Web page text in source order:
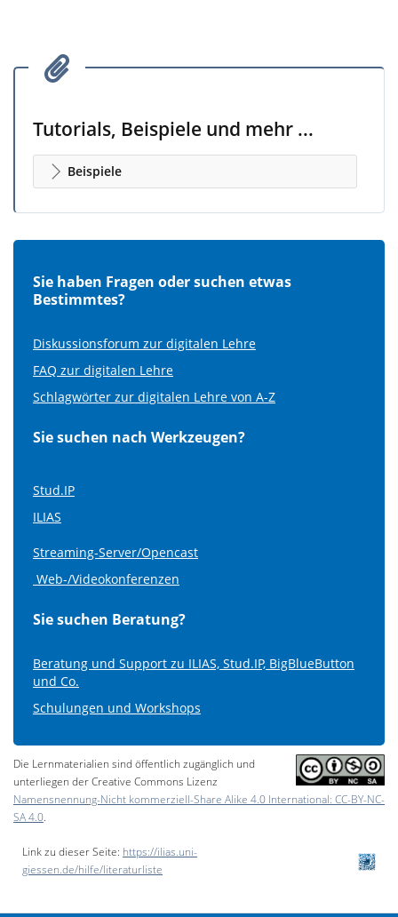
Tutorials, Beispiele und mehr ...
Beispiele
Sie haben Fragen oder suchen etwas
Bestimmtes?
Diskussionsforum zur digitalen Lehre
FAQ zur digitalen Lehre
Schlagwörter zur digitalen Lehre von A-Z
Sie suchen nach Werkzeugen?
Stud.IP
ILIAS
Streaming-Server/Opencast
Web-/Videokonferenzen
Sie suchen Beratung?
Beratung und Support zu ILIAS, Stud.IP, BigBlueButton
und Co.
Schulungen und Workshops
Die Lernmaterialien sind öffentlich zugänglich und
unterliegen der Creative Commons Lizenz
Namensnennung-Nicht kommerziell-Share Alike 4.0 International: CC-BY-NC-
SA 4.0
Link zu dieser Seite: https://ilias.uni-
giessen.de/hilfe/literaturliste